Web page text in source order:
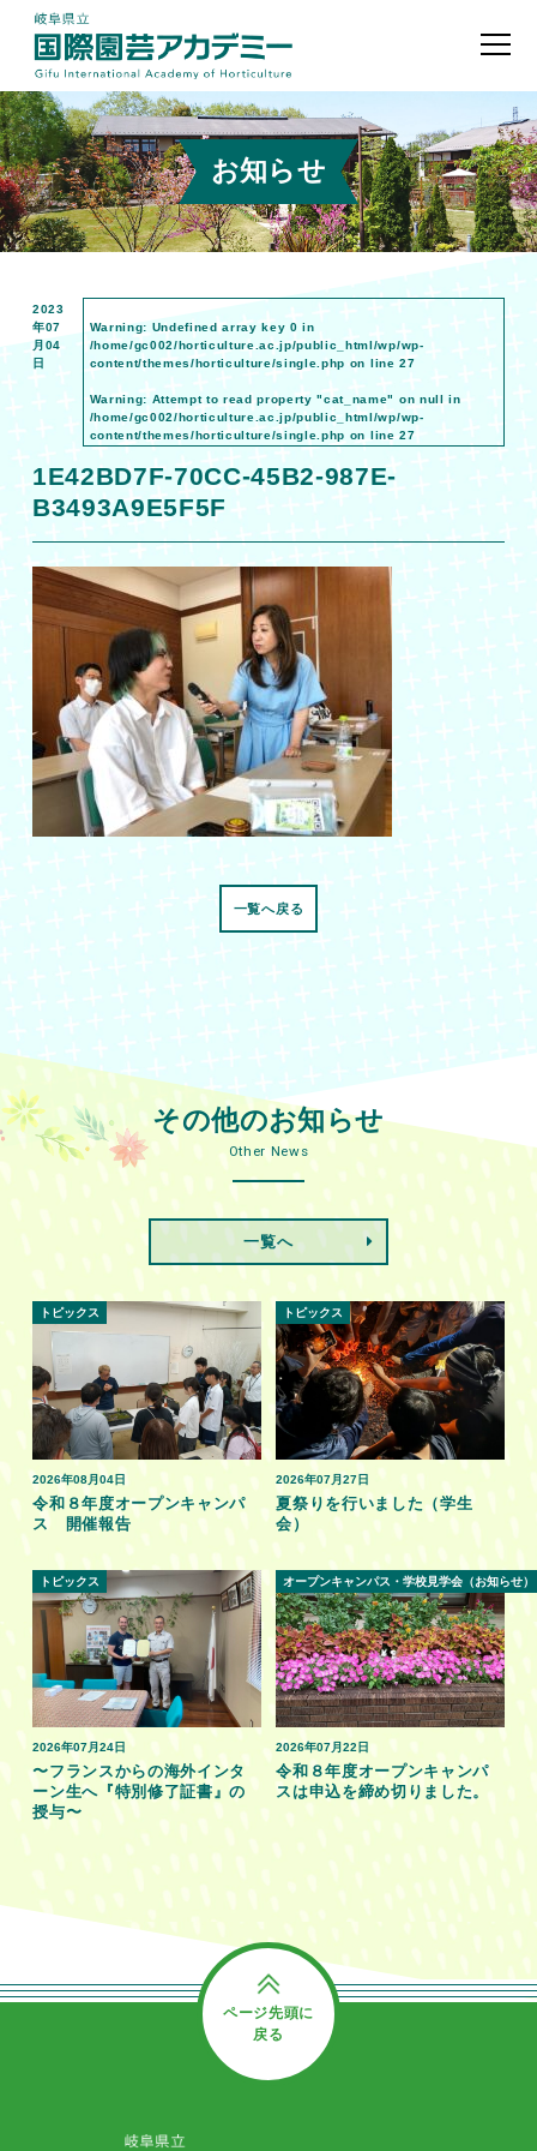
お知らせ
2023
年07
月04
日
Warning: Undefined array key 0 in
/home/gc002/horticulture.ac.jp/public_html/wp/wp-
content/themes/horticulture/single.php on line27
Warning: Attempt to read property "cat_name" on null in
/home/gc002/horticulture.ac.jp/public_html/wp/wp-
content/themes/horticulture/single.php on line27
1E42BD7F-70CC-45B2-987E-
B3493A9E5F5F
一覧へ戻る
その他のお知らせ
Other News
一覧へ
2026年08月04日
トピックス
令和８年度オープンキャンパ
ス 開催報告
2026年07月27日
トピックス
夏祭りを行いました（学生
会）
2026年07月24日
トピックス
〜フランスからの海外インタ
ーン生へ『特別修了証書』の
授与〜
2026年07月22日
オープンキャンパス・学校見学会（お知らせ）
令和８年度オープンキャンパ
スは申込を締め切りました。
ページ先頭に
戻る